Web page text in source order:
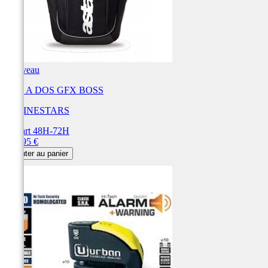
Nouveau
SAC A DOS GFX BOSS
ALPINESTARS
Départ 48H-72H
129,95 €
Ajouter au panier